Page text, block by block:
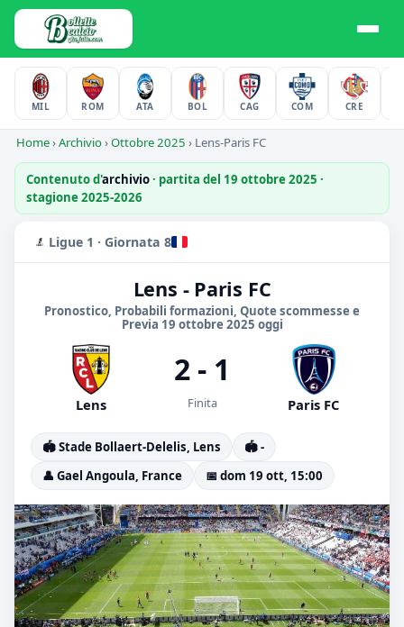
MIL ROM ATA BOL CAG COM CRE
Home›Archivio›Ottobre 2025 › Lens-Paris FC
Contenuto d'archivio· partita del 19 ottobre 2025 ·
stagione 2025-2026
Ligue 1 · Giornata 8
Lens - Paris FC
Pronostico, Probabili formazioni, Quote scommesse e
Previa 19 ottobre 2025 oggi
Lens
2 - 1
Finita Paris FC
🏟️ Stade Bollaert-Delelis, Lens
🏟️ -
👤 Gael Angoula, France
📅 dom 19 ott, 15:00